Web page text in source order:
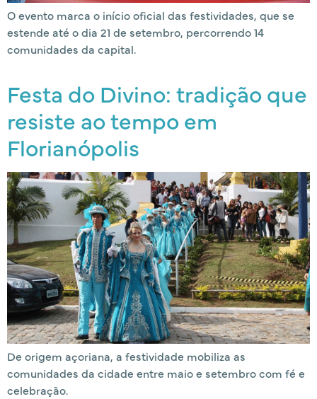
O evento marca o início oficial das festividades, que se
estende até o dia 21 de setembro, percorrendo 14
comunidades da capital.
Festa do Divino: tradição que
resiste ao tempo em
Florianópolis
De origem açoriana, a festividade mobiliza as
comunidades da cidade entre maio e setembro com fé e
celebração.